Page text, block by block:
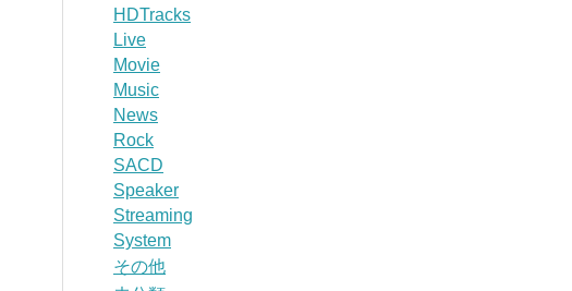
HDTracks
Live
Movie
Music
News
Rock
SACD
Speaker
Streaming
System
その他